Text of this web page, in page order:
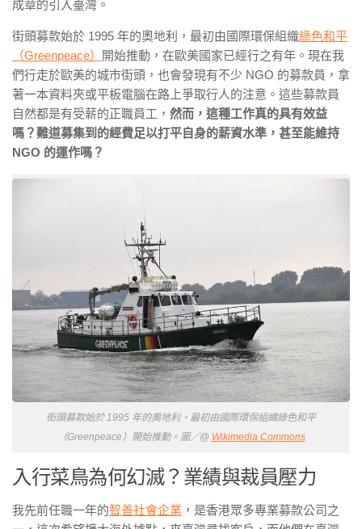
成章的引入臺灣。
街頭募款始於 1995 年的奧地利，最初由國際環保組織綠色和平
（Greenpeace）
開始推動，在歐美國家已經行之有年。現在我
們行走於歐美的城市街頭，也會發現有不少 NGO 的募款員，拿
著一本資料夾或平板電腦在路上爭取行人的注意。這些募款員
自然都是有受薪的正職員工， 然而，這種工作真的具有效益
嗎？難道募集到的經費足以打平自身的薪資水準，甚至能維持
NGO 的運作嗎？
街頭募款始於 1995 年的奧地利，最初由國際環保組織綠色和平
（Greenpeace）開始推動。圖／@ Wikimedia Commons
入行菜鳥為何幻滅？業績與裁員壓力
我先前任職一年的智善社會企業 ，是香港眾多專業募款公司之